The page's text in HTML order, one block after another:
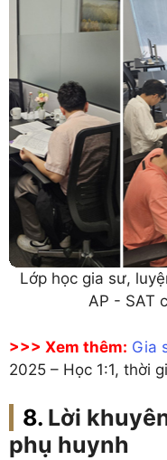
Lớp học gia sư,
AP - SAT
>>> Xem thêm: Gia
2025 – Học 1:1, thời
Lời
phụ huynh